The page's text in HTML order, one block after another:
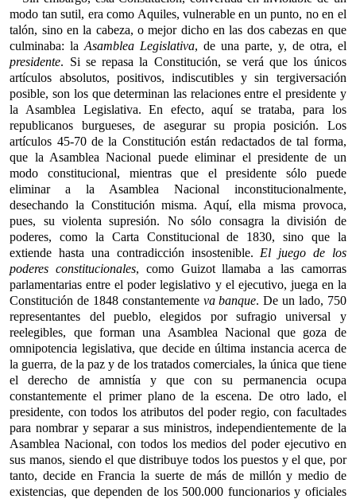
modo tan sutil, era como Aquiles, vulnerable en un punto, no en el
talón, sino en la cabeza, o mejor dicho en las dos cabezas en que
culminaba: laAsamblea Legislativa, de una parte, y, de otra, el
presidente. Si se repasa la Constitución, se verá que los únicos
artículos absolutos, positivos, indiscutibles y sin tergiversación
posible, son los que determinan las relaciones entre el presidente y
la Asamblea Legislativa. En efecto, aquí se trataba, para los
republicanos burgueses, de asegurar su propia posición. Los
artículos 45-70 de la Constitución están redactados de tal forma,
que la Asamblea Nacional puede eliminar el presidente de un
modo constitucional, mientras que el presidente sólo puede
eliminar a la Asamblea Nacional inconstitucionalmente,
desechando la Constitución misma. Aquí, ella misma provoca,
pues, su violenta supresión. No sólo consagra la división de
poderes, como la Carta Constitucional de 1830, sino que la
extiende hasta una contradicción insostenible. El juego de los
poderes constitucionales, como Guizot llamaba a las camorras
parlamentarias entre el poder legislativo y el ejecutivo, juega en la
Constitución de 1848 constantemente va banque. De un lado, 750
representantes del pueblo, elegidos por sufragio universal y
reelegibles, que forman una Asamblea Nacional que goza de
omnipotencia legislativa, que decide en última instancia acerca de
la guerra, de la paz y de los tratados comerciales, la única que tiene
el derecho de amnistía y que con su permanencia ocupa
constantemente el primer plano de la escena. De otro lado, el
presidente, con todos los atributos del poder regio, con facultades
para nombrar y separar a sus ministros, independientemente de la
Asamblea Nacional, con todos los medios del poder ejecutivo en
sus manos, siendo el que distribuye todos los puestos y el que, por
tanto, decide en Francia la suerte de más de millón y medio de
existencias, que dependen de los 500.000 funcionarios y oficiales